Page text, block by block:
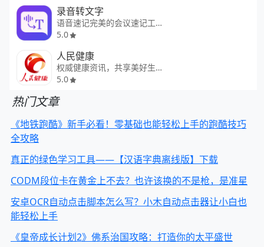
录音转文字
语音速记完美的会议速记工具
5.0
人民健康
权威健康资讯，共享美好生活
5.0
热门文章
《地铁跑酷》新手必看！零基础也能轻松上手的跑酷技巧
全攻略
真正的绿色学习工具——【汉语字典离线版】下载
CODM段位卡在黄金上不去？也许该换的不是枪，是准星
安卓OCR自动点击脚本怎么写？小木自动点击器让小白也
能轻松上手
《皇帝成长计划2》佛系治国攻略：打造你的太平盛世